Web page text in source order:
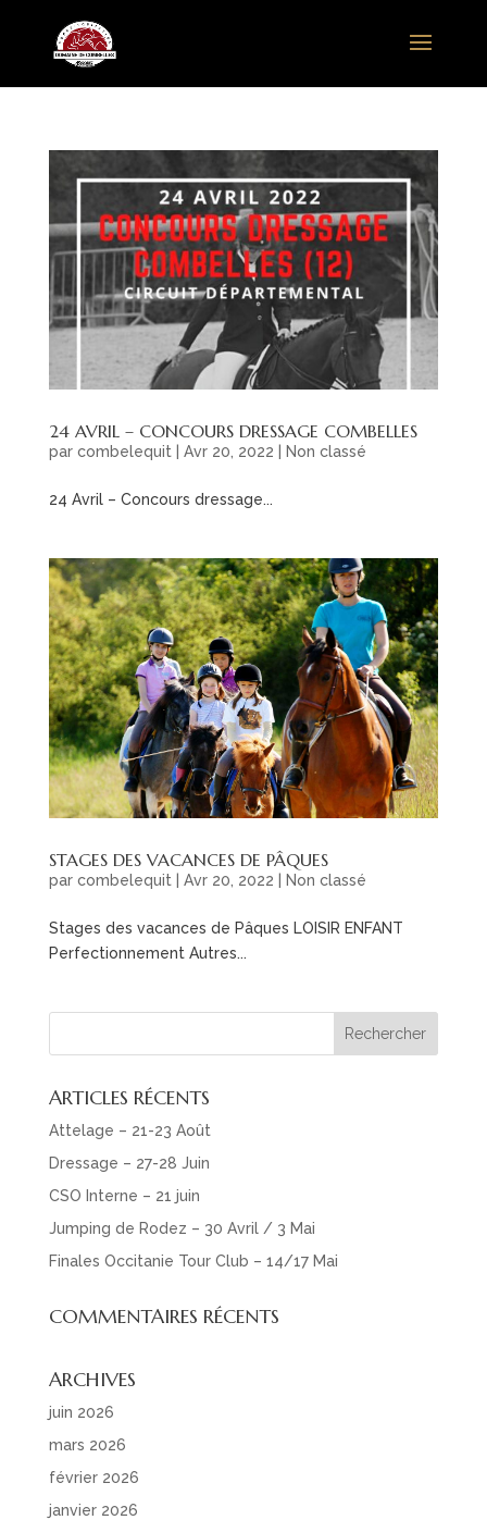
24 AVRIL – CONCOURS DRESSAGE COMBELLES
par combelequit | Avr 20, 2022 | Non classé
24 Avril – Concours dressage...
STAGES DES VACANCES DE PÂQUES
par combelequit Avr 20, 2022 Non classé
Stages des vacances de Pâques LOISIR ENFANT
Perfectionnement Autres...
ARTICLES RÉCENTS
Attelage – 21-23 Août
Dressage – 27-28 Juin
CSO Interne – 21 juin
Jumping de Rodez – 30 Avril / 3 Mai
Finales Occitanie Tour Club – 14/17 Mai
COMMENTAIRES RÉCENTS
ARCHIVES
juin 2026
mars 2026
février 2026
janvier 2026